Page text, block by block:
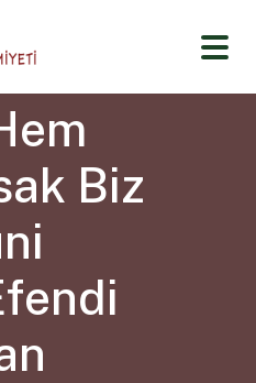
Biz